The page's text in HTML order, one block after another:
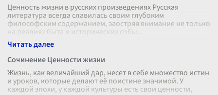
Ценность жизни в русских произведениях Русская
литература всегда славилась своим глубоким
философским содержанием, заостряя внимание не только
на реалиях быта и исторических собы
Сочинение Ценности жизни
Жизнь, как величайший дар, несет в себе множество истин
и уроков, которые делают её поистине значимой. У
каждой эпохи, у каждой культуры есть свои ценности,